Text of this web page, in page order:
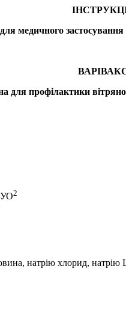
для медичного застосування
для профілактики
2
натрію хлорид,